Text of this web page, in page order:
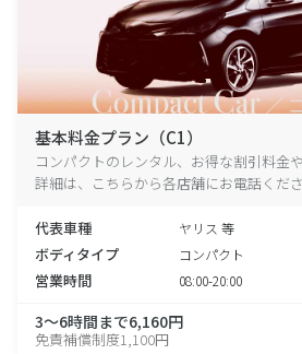
基本料金プラン（C1）
コンパクトのレンタル、お得な割引料金
詳細は、こちらから各店舗にお電話くださ
代表車種 ヤリス 等
ボディタイプ コンパクト
営業時間 08:00-20:00
3～6時間まで6,160円
免責補償制度1,100円